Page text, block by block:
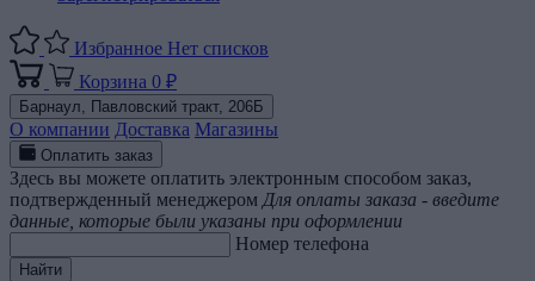
Избранное Нет списков
Корзина 0 ₽
Барнаул, Павловский тракт, 206Б
О компании Доставка Магазины
Оплатить заказ
Здесь вы можете оплатить электронным способом заказ,
подтвержденный менеджером Для оплаты заказа - введите
данные, которые были указаны при оформлении
Номер телефона
Найти